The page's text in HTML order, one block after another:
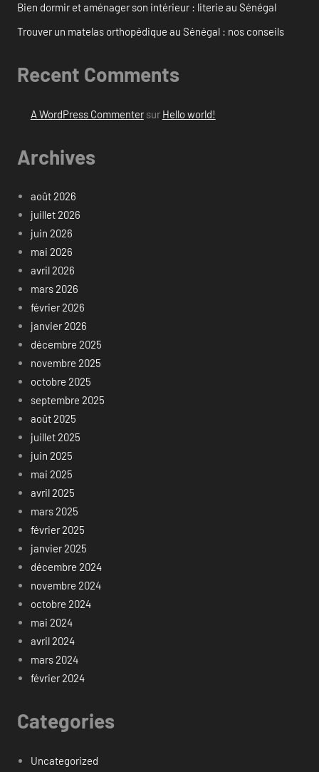
Bien dormir et aménager son intérieur : literie au Sénégal
Trouver un matelas orthopédique au Sénégal : nos conseils
Recent Comments
A WordPress Commentersur Hello world!
Archives
août 2026
juillet 2026
juin 2026
mai 2026
avril 2026
mars 2026
février 2026
janvier 2026
décembre 2025
novembre 2025
octobre 2025
septembre 2025
août 2025
juillet 2025
juin 2025
mai 2025
avril 2025
mars 2025
février 2025
janvier 2025
décembre 2024
novembre 2024
octobre 2024
mai 2024
avril 2024
mars 2024
février 2024
Categories
Uncategorized